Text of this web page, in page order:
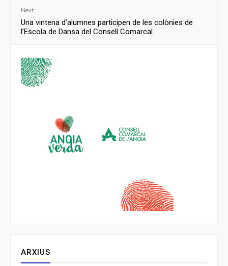
Next:
Una vintena d’alumnes participen de les colònies de
l’Escola de Dansa del Consell Comarcal
ARXIUS